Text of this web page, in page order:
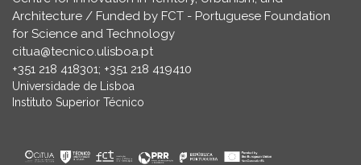
Architecture / Funded by FCT - Portuguese Foundation
for Science and Technology
citua@tecnico.ulisboa.pt
+351 218 418301; +351 218 419410
Universidade de Lisboa
Instituto Superior Técnico